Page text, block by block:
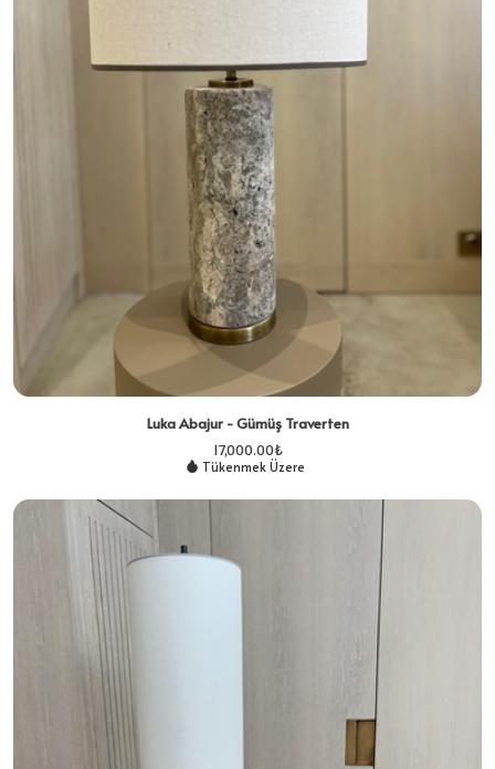
Luka Abajur - Gümüş Traverten
17,000.00₺
Tükenmek Üzere